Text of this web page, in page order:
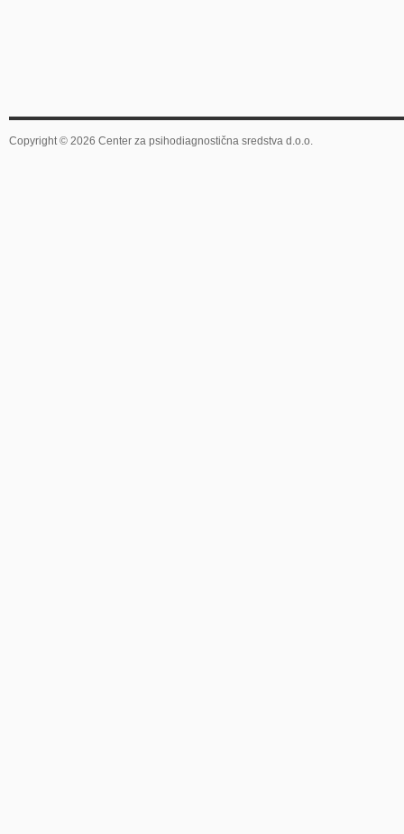
Copyright © 2026 Center za psihodiagnostična sredstva d.o.o.